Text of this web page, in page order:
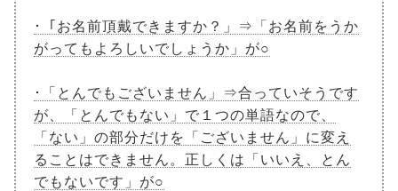
･「お名前頂戴できますか？」⇒「お名前をうか
がってもよろしいでしょうか」が○
･「とんでもございません」⇒合っていそうです
が、「とんでもない」で１つの単語なので、
「ない」の部分だけを「ございません」に変え
ることはできません。正しくは「いいえ、とん
でもないです」が○